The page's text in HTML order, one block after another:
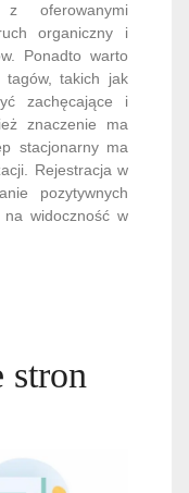
oferowanymi
organiczny i
Ponadto warto
takich jak
zachęcające i
znaczenie ma
stacjonarny ma
Rejestracja w
pozytywnych
na widoczność w
stron